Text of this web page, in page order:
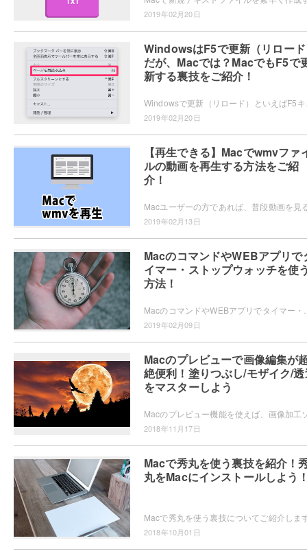
2019年02月20日
WindowsはF5で更新（リロー
だが、Macでは？MacでもF5で
新する裏技をご紹介！
2019年02月20日
【再生できる】Macでwmvファ
ルの動画を再生する方法をご紹
介！
2019年02月13日
MacのコマンドやWEBアプリで
イマー・ストップウォッチを使
方法！
2019年02月09日
Macのプレビューで画像編集が
絶便利！塗りつぶし/モザイク/
をマスターしよう
2018年11月17日
Macで秀丸を使う裏技を紹介！
丸をMacにインストールしよう
2018年10月01日